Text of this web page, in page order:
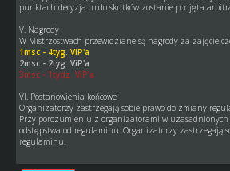
punktach decyzja co do skutków zostanie podjęta
V. Nagrody
W Mistrzostwach przewidziane są nagrody za zajęcie
1msc - 4tyg. ViP'a
2msc - 2tyg. ViP'a
3msc - 1tydz. ViP'a
VI. Postanowienia końcowe
Organizatorzy zastrzegają sobie prawo do zmiany
Przy porozumieniu z organizatorami w uzasadnionych
odstępstwa od regulaminu. Organizatorzy zastrzegają
regulaminu.